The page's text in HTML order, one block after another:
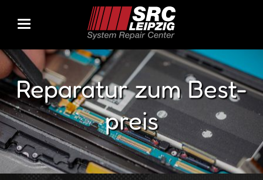
Re­pa­ra­tur zum Best­
preis